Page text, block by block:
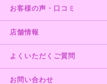
お客様の声・口コミ
店舗情報
よくいただくご質問
お問い合わせ